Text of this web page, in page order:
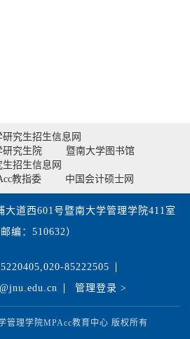
研究生招生信息网
研究生院
暨南大学图书馆
生招生信息网
教指委
中国会计硕士网
大道西601号暨南大学管理学院411室
邮编：510632）
85222505
管理登录 >
管理学院MPAcc教育中心 版权所有